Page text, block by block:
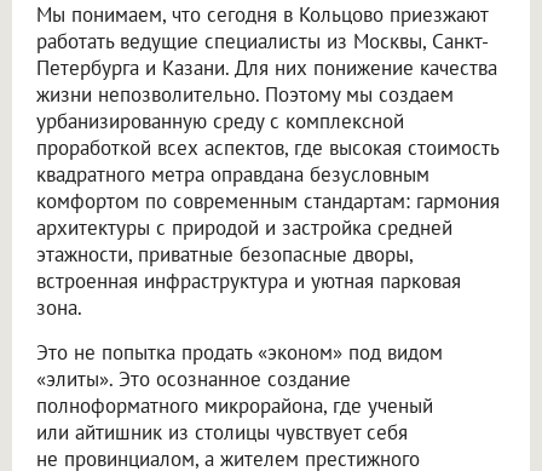
Мы понимаем, что сегодня в Кольцово приезжают
работать ведущие специалисты из Москвы, Санкт-
Петербурга и Казани. Для них понижение качества
жизни непозволительно. Поэтому мы создаем
урбанизированную среду с комплексной
проработкой всех аспектов, где высокая стоимость
квадратного метра оправдана безусловным
комфортом по современным стандартам: гармония
архитектуры с природой и застройка средней
этажности, приватные безопасные дворы,
встроенная инфраструктура и уютная парковая
зона.
Это не попытка продать «эконом» под видом
«элиты». Это осознанное создание
полноформатного микрорайона, где ученый
или айтишник из столицы чувствует себя
не провинциалом, а жителем престижного